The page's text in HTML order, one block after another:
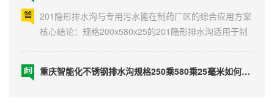
核心结论：规格200x580x25的201隐形排水沟适用于制
药厂对洁净与美观有要求的轻度排水区域，而配套的污
水排水篦可通过定制化设计满足其严格的排放与安全需
求，二者的防滑耐磨特性是保障厂区......